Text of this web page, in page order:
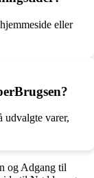
eller
udvalgte varer,
og Adgang til